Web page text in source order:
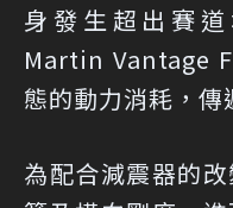
身發生超出賽
Martin Vantage
態的動力消耗，傳
為配合減震器的